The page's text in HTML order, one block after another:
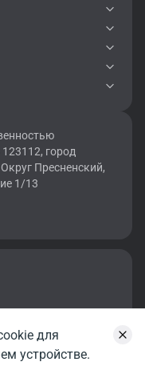
город
Пресненский,
1/13
для
устройстве.